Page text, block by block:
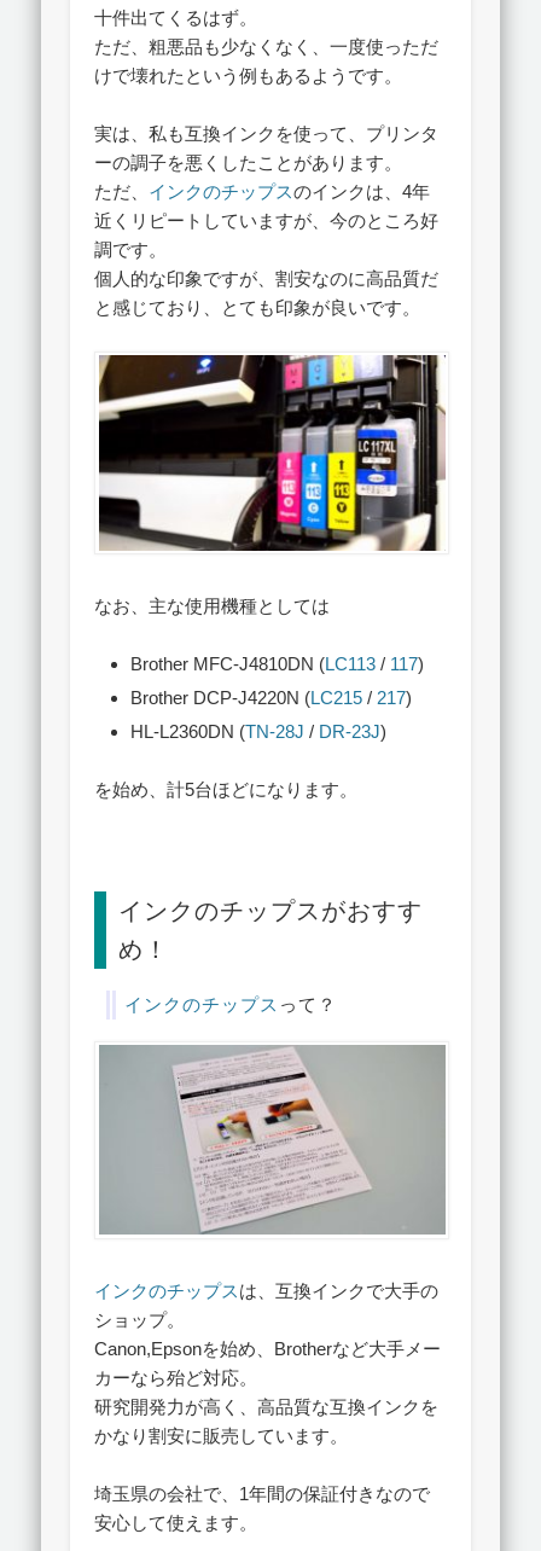
十件出てくるはず。
ただ、粗悪品も少なくなく、一度使っただ
けで壊れたという例もあるようです。
実は、私も互換インクを使って、プリンタ
ーの調子を悪くしたことがあります。
ただ、 インクのチップスのインクは、4年
近くリピートしていますが、今のところ好
調です。
個人的な印象ですが、割安なのに高品質だ
と感じており、とても印象が良いです。
なお、主な使用機種としては
Brother MFC-J4810DN (LC113 / 117)
Brother DCP-J4220N (LC215 / 217)
HL-L2360DN (TN-28J / DR-23J)
を始め、計5台ほどになります。
インクのチップスがおすす
め！
インクのチップス って？
インクのチップスは、互換インクで大手の
ショップ。
Canon,Epsonを始め、Brotherなど大手メー
カーなら殆ど対応。
研究開発力が高く、高品質な互換インクを
かなり割安に販売しています。
埼玉県の会社で、1年間の保証付きなので
安心して使えます。